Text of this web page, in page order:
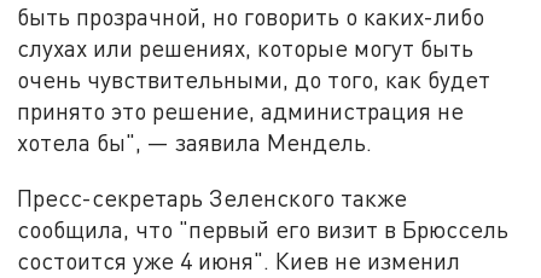
быть прозрачной, но говорить о каких-либо
слухах или решениях, которые могут быть
очень чувствительными, до того, как будет
принято это решение, администрация не
хотела бы", — заявила Мендель.
Пресс-секретарь Зеленского также
сообщила, что "первый его визит в Брюссель
состоится уже 4 июня". Киев не изменил